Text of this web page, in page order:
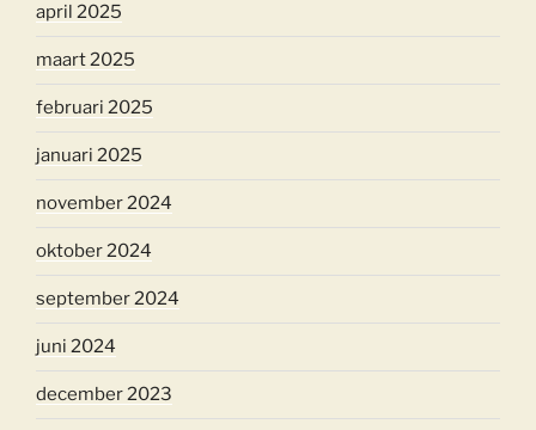
april 2025
maart 2025
februari 2025
januari 2025
november 2024
oktober 2024
september 2024
juni 2024
december 2023